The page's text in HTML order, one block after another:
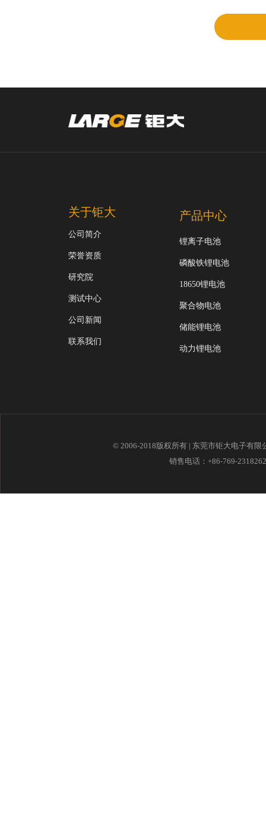
关于钜大
公司简介
荣誉资质
研究院
测试中心
公司新闻
联系我们
产品中心
锂离子电池
磷酸铁锂电池
18650锂电池
聚合物电池
储能锂电池
动力锂电池
© 2006-2018版权所有 | 东莞市钜大电子有
销售电话：+86-769-